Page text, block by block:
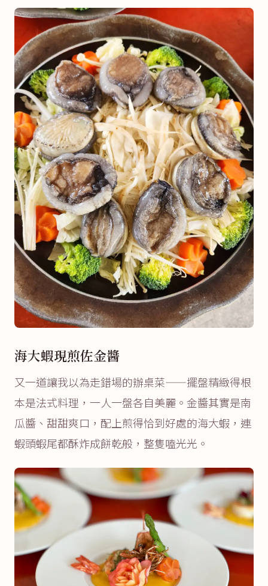
海大蝦現煎佐金醬
又一道讓我以為走錯場的辦桌菜——擺盤精緻得根
本是法式料理，一人一盤各自美麗。金醬其實是南
瓜醬、甜甜爽口，配上煎得恰到好處的海大蝦，連
蝦頭蝦尾都酥炸成餅乾般，整隻嗑光光。